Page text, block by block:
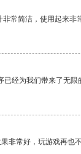
常简洁，使用起来非
经为我们带来了无限
非常好，玩游戏再也